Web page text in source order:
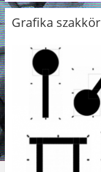
Grafika szakkör